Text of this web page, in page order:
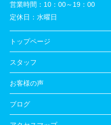
営業時間： 10：00～19：00
定休日： 水曜日
トップページ
スタッフ
お客様の声
ブログ